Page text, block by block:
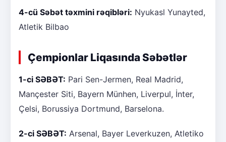
4-cü Səbət təxmini rəqibləri: Nyukasl Yunayted,
Atletik Bilbao
Çempionlar Liqasında Səbətlər
1-ci SƏBƏT: Pari Sen-Jermen, Real Madrid,
Mançester Siti, Bayern Münhen, Liverpul, İnter,
Çelsi, Borussiya Dortmund, Barselona.
2-ci SƏBƏT: Arsenal, Bayer Leverkuzen, Atletiko